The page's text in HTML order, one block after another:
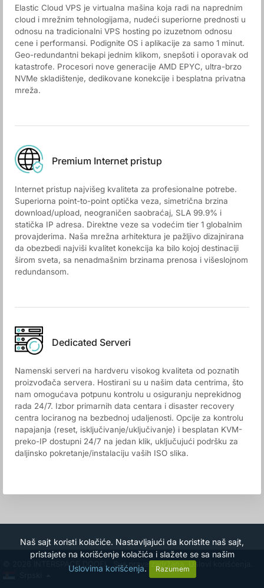
Elastic Cloud VPS je virtualna mašina koja radi na naprednim
cloud i mrežnim tehnologijama, nudeći superiorne prednosti u
odnosu na tradicionalni VPS hosting po izuzetnom odnosu
cene i performansi. Podignite OS i aplikacije za samo 1 minut.
Geo-redundantni bekapi jednim klikom, snepšoti i oporavak od
katastrofe. Procesori nove generacije AMD EPYC, ultra-brzo
NVMe skladištenje, dedikovane konekcije i besplatna privatna
mreža.
Premium Internet pristup
Internet pristup najvišeg kvaliteta za profesionalne potrebe.
Superiorna point-to-point optička veza, simetrična brzina
download/upload, neograničen saobraćaj, SLA 99.9% i
statička IP adresa. Direktne veze sa vodećim tier 1 globalnim
provajderima. Naša mrežna arhitektura je pažljivo dizajnirana
da obezbedi najviši kvalitet konekcija ka bilo kojoj destinaciji
širom sveta, sa nenadmašnim brzinama prenosa i višeslojnom
redundansom.
Dedicated Serveri
Namenski serveri na hardveru visokog kvaliteta od poznatih
proizvođača servera. Hostirani su u našim data centrima, što
nam omogućava potpunu kontrolu u osiguranju neprekidnog
rada 24/7. Izbor primarnih data centara i disaster recovery
centra lociranog na bezbednoj udaljenosti. Opcije za kontrolu
napajanja (reset, isključivanje/uključivanje) i besplatan KVM-
preko-IP dostupni 24/7 na jedan klik, uključujući podršku za
daljinsko pokretanje/instalaciju vaših ISO slika.
Naš sajt koristi kolačiće. Nastavljajući da koristite naš sajt,
pristajete na korišćenje kolačića i slažete se sa našim
Uslovima korišćenja. Razumem
© 2026 INTERSPACE DOOEL. Sva prava zadržana.
Uslovi korišćenja.